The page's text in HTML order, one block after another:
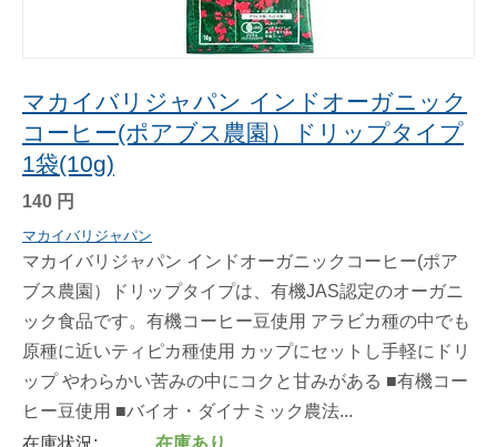
マカイバリジャパン インドオーガニック
コーヒー(ポアブス農園）ドリップタイプ
1袋(10g)
140 円
マカイバリジャパン
マカイバリジャパン インドオーガニックコーヒー(ポア
ブス農園）ドリップタイプは、有機JAS認定のオーガニ
ック食品です。有機コーヒー豆使用 アラビカ種の中でも
原種に近いティピカ種使用 カップにセットし手軽にドリ
ップ やわらかい苦みの中にコクと甘みがある ■有機コー
ヒー豆使用 ■バイオ・ダイナミック農法...
在庫状況:
在庫あり